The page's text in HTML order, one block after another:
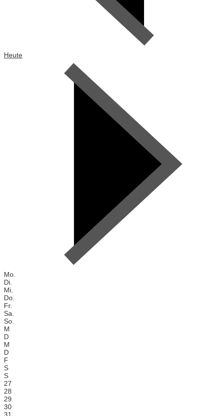
Heute
Mo.
Di.
Mi.
Do.
Fr.
Sa.
So.
M
D
M
D
F
S
S
27
28
29
30